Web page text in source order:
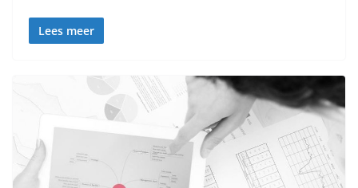
Lees meer